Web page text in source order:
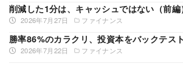
2026年7月27日 ファイナンス
削減した1分は、キャッシュではない（前編
2026年7月22日 ファイナンス
勝率86%のカラクリ、投資本をバックテス